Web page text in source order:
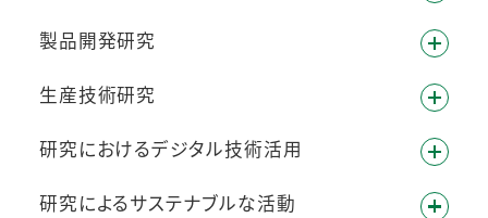
製品開発研究
生産技術研究
研究におけるデジタル技術活用
研究によるサステナブルな活動